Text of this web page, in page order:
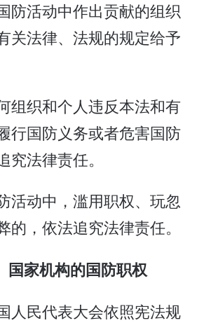
活动中作出贡献的组织
关法律、法规的规定给予
织和个人违反本法和有
行国防义务或者危害国防
法律责任。
活动中，滥用职权、玩忽
的，依法追究法律责任。
家机构的国防职权
民代表大会依照宪法规